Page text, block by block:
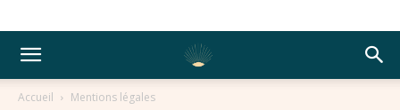
Accueil Mentions légales